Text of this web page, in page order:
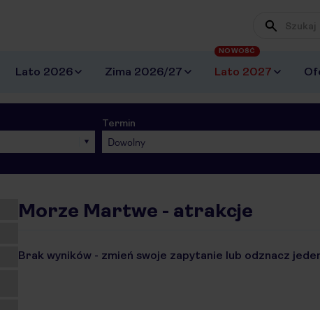
Lato 2026 Zima 2026/27 Lato 2027
NOWOŚĆ
Termin
Dowolny
Morze Martwe - atrakcje
Brak wyników - zmień swoje zapytanie lub odznacz